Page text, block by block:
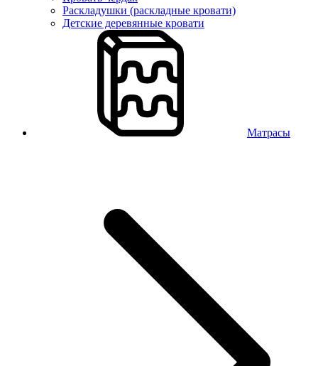
Раскладушки (раскладные кровати)
Детские деревянные кровати
Матрасы